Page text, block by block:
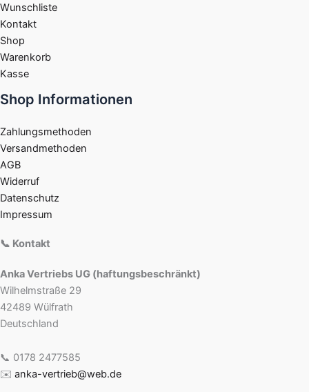
Wunschliste
Kontakt
Shop
Warenkorb
Kasse
Shop Informationen
Zahlungsmethoden
Versandmethoden
AGB
Widerruf
Datenschutz
Impressum
📞 Kontakt
Anka Vertriebs UG (haftungsbeschränkt)
Wilhelmstraße 29
42489 Wülfrath
Deutschland
📞 0178 2477585
✉️ anka-vertrieb@web.de